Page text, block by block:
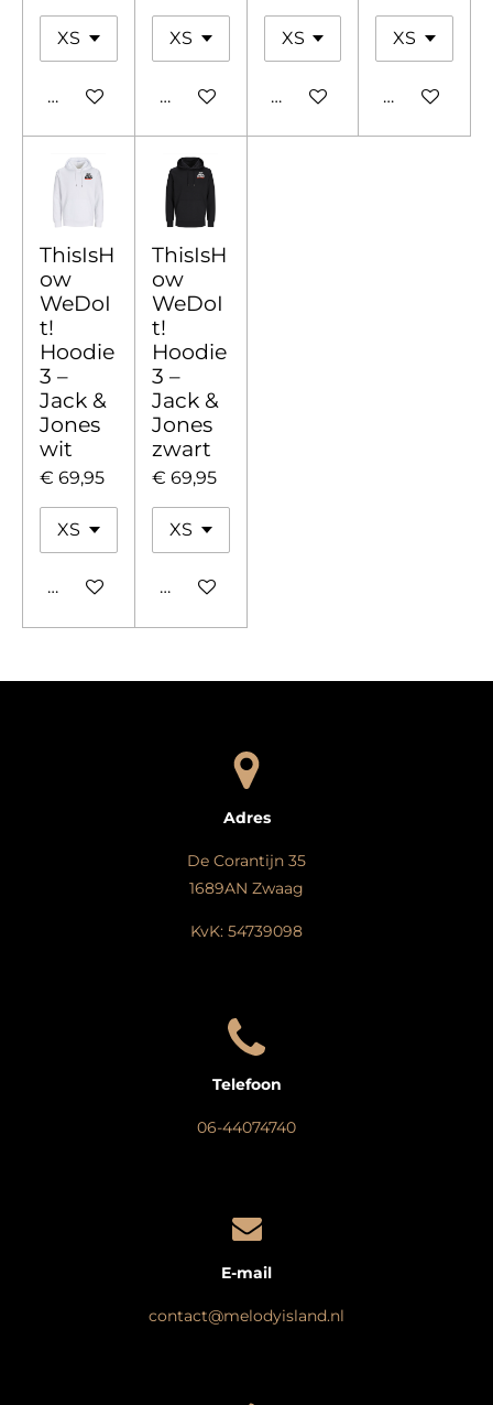
In winkelwagenIn winkelwagenIn winkelwagen
In
ThisIsH
ow
WeDoI
t!
Hoodie
3 –
Jack &
Jones
wit
€ 69,95
In winkelwagen
ThisIsH
ow
WeDoI
t!
Hoodie
3 –
Jack &
Jones
zwart
€ 69,95
In winkelwagen
Adres
De Corantijn 35
1689AN Zwaag
KvK: 54739098
Telefoon
06-44074740
E-mail
contact@melodyisland.nl